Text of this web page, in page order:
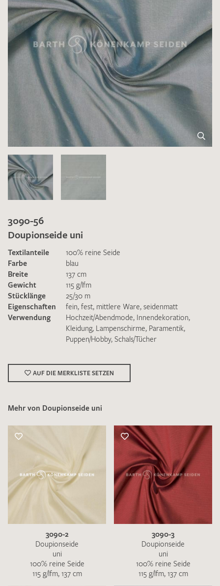
Ich bin damit einverstanden, dass meine angegebenen Daten
zur Beantwortung meiner Musteranfrage genutzt werden.
DieDatenschutzbestimmungenhabe ich zur Kenntnis
genommen und akzeptiere diese.
3090-56
Doupionseide uni
Textilanteile
100% reine Seide
Farbe
blau
Breite
137 cm
Gewicht
115 g/lfm
Stücklänge
25/30 m
Eigenschaften
fein, fest, mittlere Ware, seidenmatt
Verwendung
Hochzeit/Abendmode, Innendekoration,
Kleidung, Lampenschirme, Paramentik,
Puppen/Hobby, Schals/Tücher
AUF DIE MERKLISTE SETZEN
Mehr von Doupionseide uni
3090-2
Doupionseide
uni
100% reine Seide
115 g/lfm, 137 cm
3090-3
Doupionseide
uni
100% reine Seide
115 g/lfm, 137 cm